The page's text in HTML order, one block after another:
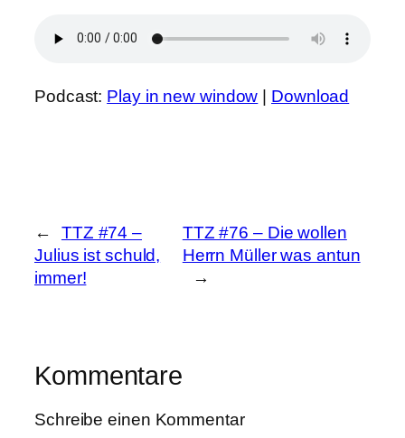
Podcast: Play in new window Download
←
TTZ #74 –
Julius ist schuld,
immer!
TTZ #76 – Die wollen
Herrn Müller was antun
→
Kommentare
Schreibe einen Kommentar